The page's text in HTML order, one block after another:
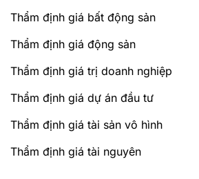
Thẩm định giá bất động sản
Thẩm định giá động sản
Thẩm định giá trị doanh nghiệp
Thẩm định giá dự án đầu tư
Thẩm định giá tài sản vô hình
Thẩm định giá tài nguyên